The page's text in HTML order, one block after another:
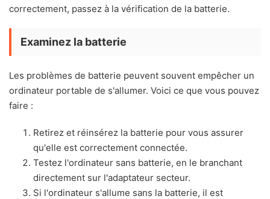
correctement, passez à la vérification de la batterie.
Examinez la batterie
Les problèmes de batterie peuvent souvent empêcher un
ordinateur portable de s'allumer. Voici ce que vous pouvez
faire :
Retirez et réinsérez la batterie pour vous assurer
qu'elle est correctement connectée.
Testez l'ordinateur sans batterie, en le branchant
directement sur l'adaptateur secteur.
Si l'ordinateur s'allume sans la batterie, il est